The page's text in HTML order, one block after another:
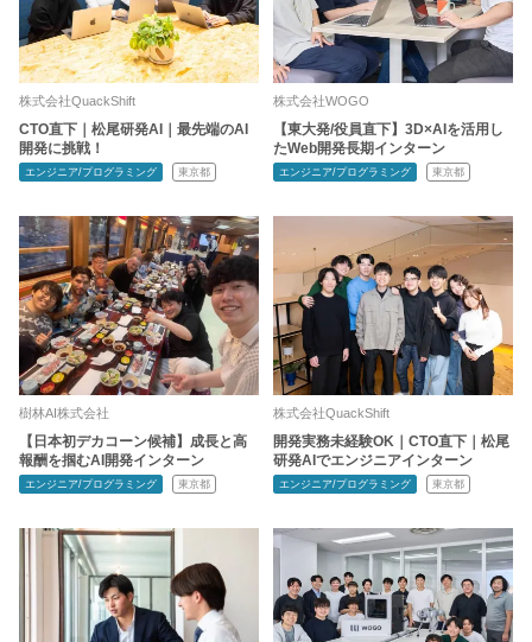
株式会社QuackShift
CTO直下｜松尾研発AI｜最先端のAI
開発に挑戦！
エンジニア/プログラミング 東京都
株式会社WOGO
【東大発/役員直下】3D×AIを活用し
たWeb開発長期インターン
エンジニア/プログラミング 東京都
樹林AI株式会社
【日本初デカコーン候補】成長と高
報酬を掴むAI開発インターン
エンジニア/プログラミング 東京都
株式会社QuackShift
開発実務未経験OK｜CTO直下｜松尾
研発AIでエンジニアインターン
エンジニア/プログラミング 東京都